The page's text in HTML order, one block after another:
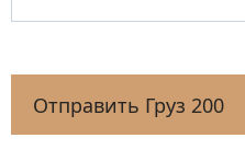
Отправить Груз 200